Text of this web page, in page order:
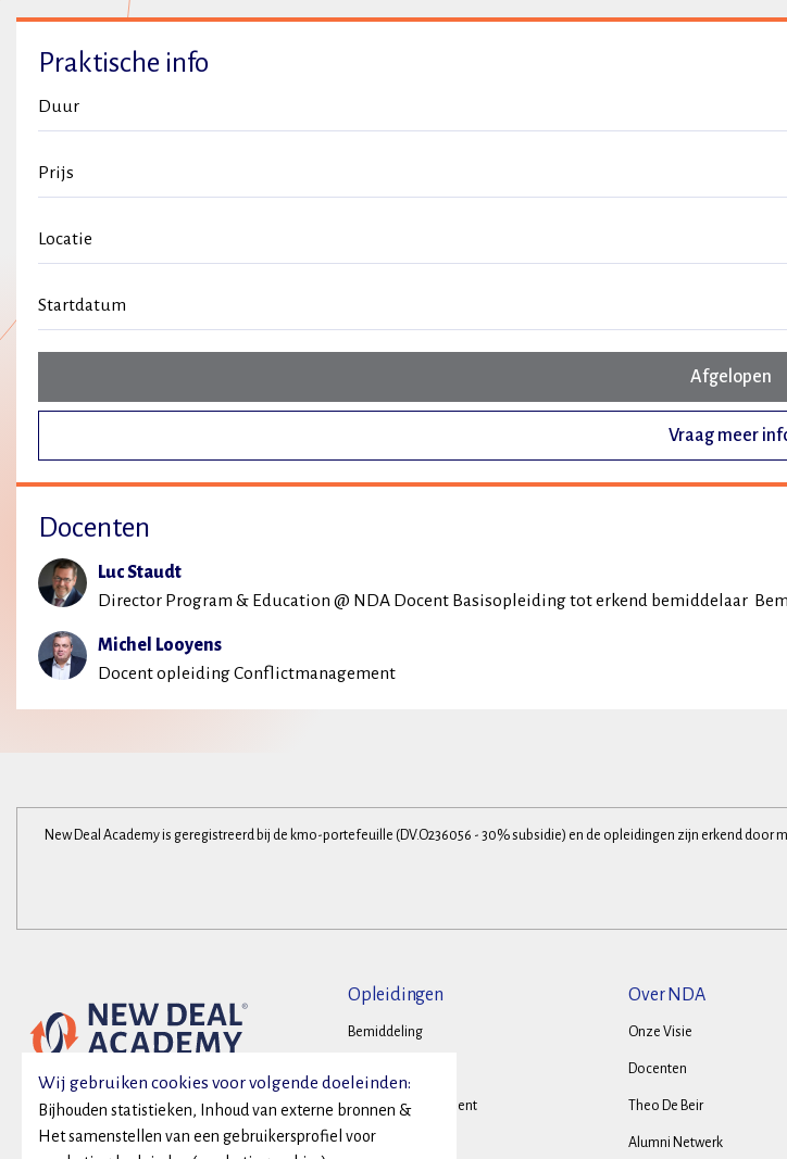
Praktische info
Duur
Prijs
Locatie
Startdatum
Afgelopen
Vraag meer
Docenten
Luc Staudt
Director Program & Education @ NDA Docent Basisopleiding tot erkend bemiddelaar
Michel Looyens
Docent opleiding Conflictmanagement
New Deal Academy is geregistreerd bij de kmo-portefeuille (DV.O236056 - 30% subsidie) en de opleidingen zijn erkend door
Opleidingen
Bemiddeling
Conflictmanagement
Family Business
Over NDA
Onze Visie
Docenten
Theo De Beir
Alumni Netwerk
Wij gebruiken cookies voor volgende doeleinden:
Bijhouden statistieken, Inhoud van externe bronnen &
Het samenstellen van een gebruikersprofiel voor